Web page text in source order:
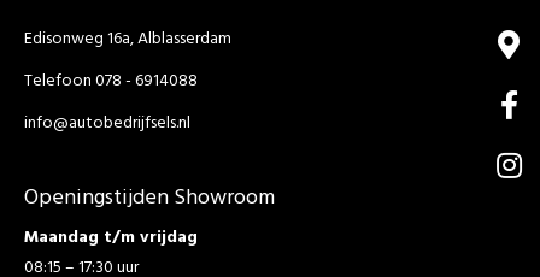
Edisonweg 16a, Alblasserdam
Telefoon 078 - 6914088
info@autobedrijfsels.nl
Openingstijden Showroom
Maandag t/m vrijdag
08:15 – 17:30 uur